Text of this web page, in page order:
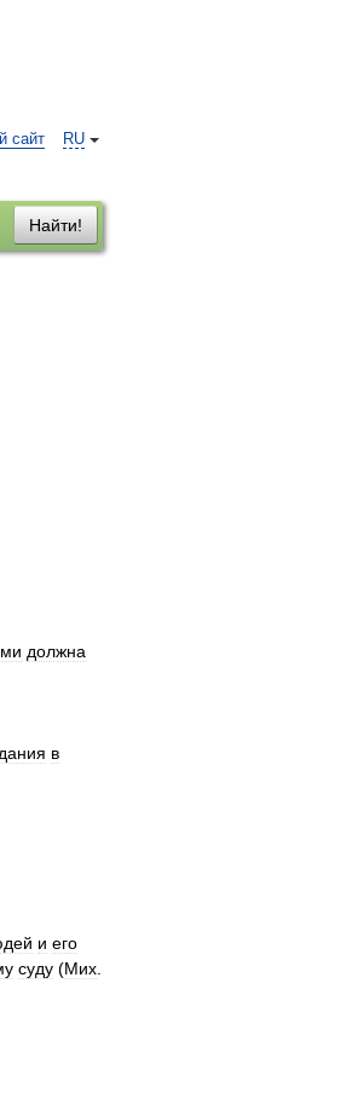
RU
сайт
Найти!
должна
в
и его
суду (Мих